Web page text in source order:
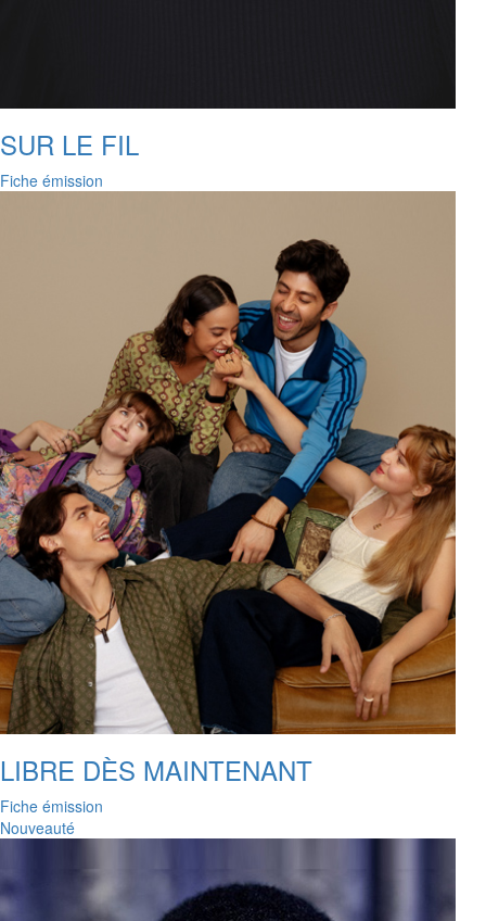
SUR LE FIL
Fiche émission
LIBRE DÈS MAINTENANT
Fiche émission
Nouveauté